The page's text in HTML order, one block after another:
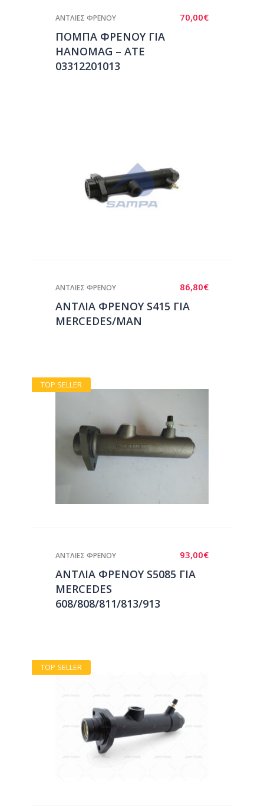
70,00€
ΑΝΤΛΙΕΣ ΦΡΕΝΟΥ
ΠΟΜΠΑ ΦΡΕΝΟΥ ΓΙΑ
HANOMAG – ATE
03312201013
86,80€
ΑΝΤΛΙΕΣ ΦΡΕΝΟΥ
ΑΝΤΛΙΑ ΦΡΕΝΟΥ S415 ΓΙΑ
MERCEDES/MAN
TOP SELLER
93,00€
ΑΝΤΛΙΕΣ ΦΡΕΝΟΥ
ΑΝΤΛΙΑ ΦΡΕΝΟΥ S5085 ΓΙΑ
MERCEDES
608/808/811/813/913
TOP SELLER